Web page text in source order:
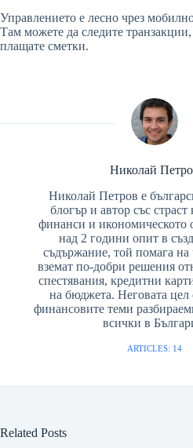
Управлението е лесно чрез
Там можете да следите
плащате сметки.
Николай
Николай Петров е
блогър и автор със
финанси и икономическото
над 2 години опит в
съдържание, той помага на
вземат по-добри решения
спестявания, кредитни
на бюджета. Неговата цел
финансовите теми
всички в
ARTICLES: 14
Related Posts